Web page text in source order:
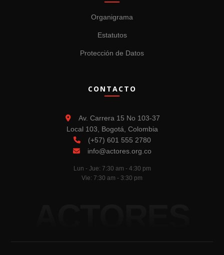
Organigrama
Estatutos
Protección de Datos
CONTACTO
Av. Carrera 15 No 103-37
Local 103, Bogotá, Colombia
(+57) 601 555 2780
info@actores.org.co
Lun - Jue: 7:30 am - 4:30 pm
Vie: 7:30 am - 3:30 pm